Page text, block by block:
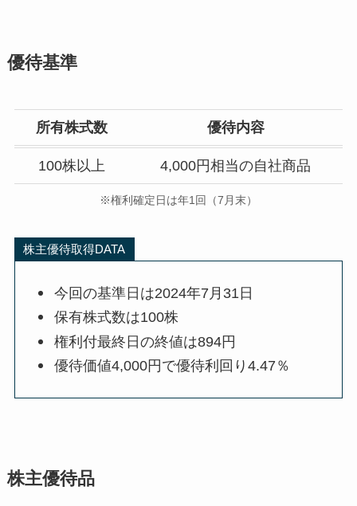
優待基準
所有株式数 優待内容
100株以上 4,000円相当の自社商品
※権利確定日は年1回（7月末）
株主優待取得DATA
今回の基準日は2024年7月31日
保有株式数は100株
権利付最終日の終値は894円
優待価値4,000円で優待利回り4.47％
株主優待品